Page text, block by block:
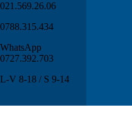
021.569.26.06
0788.315.434
WhatsApp
0727.392.703
L-V 8-18 / S 9-14